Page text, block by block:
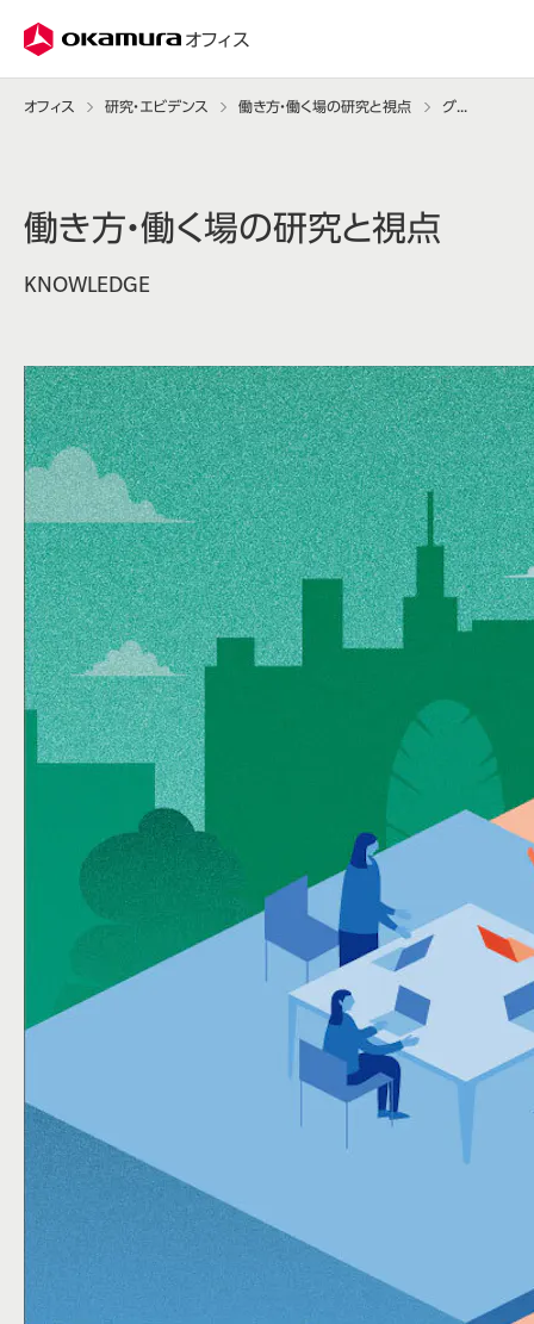
オフィス
オフィス 研究・エビデンス 働き方・働く場の研究と視点
働き方・働く場の研究と視点
KNOWLEDGE